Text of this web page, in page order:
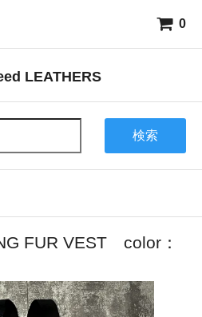
0
LEATHERS
検索
FUR VEST color：